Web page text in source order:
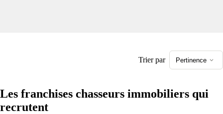
Trier par Pertinence
Les franchises chasseurs immobiliers qui
recrutent